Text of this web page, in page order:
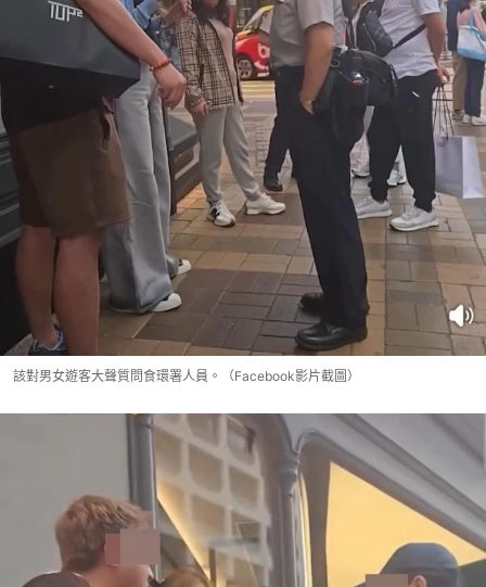
該對男女遊客大聲質問食環署人員。（Facebook影片截圖）